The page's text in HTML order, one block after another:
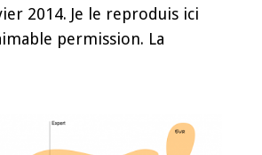
2014. Je le reproduis ici
permission. La